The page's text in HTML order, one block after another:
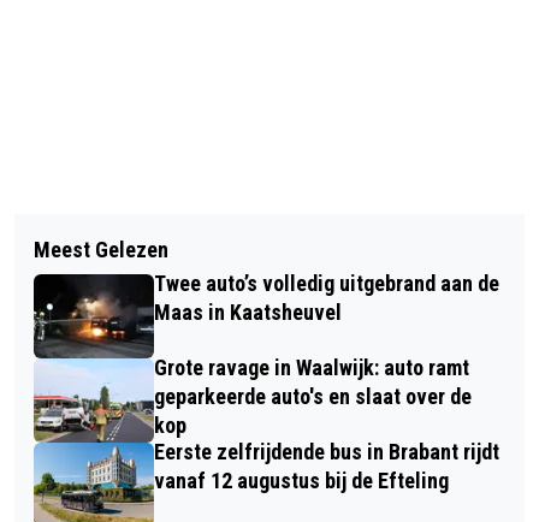
BRAND IN GARAGE BIJ WONING AAN
DE EERSTE ZEINE WAALWIJK, HOND
VLUCHT NAAR BUITEN
MAGISCH MOOI WINTERCIRCUS OP DE
KASTEELWEIDE
Meest Gelezen
Twee auto’s volledig uitgebrand aan de
Maas in Kaatsheuvel
Grote ravage in Waalwijk: auto ramt
geparkeerde auto's en slaat over de
kop
Eerste zelfrijdende bus in Brabant rijdt
vanaf 12 augustus bij de Efteling